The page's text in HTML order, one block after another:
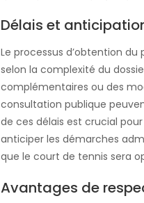
Délais et
Le processus d’obtention
selon la complexité du
complémentaires ou des
consultation publique
de ces délais est crucial
anticiper les démarches
que le court de tennis sera
Avantages de